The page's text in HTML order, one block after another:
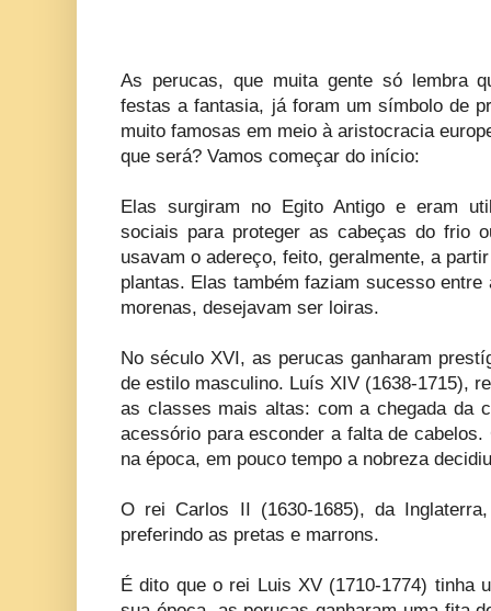
As perucas, que muita gente só lembra
festas a fantasia, já foram um símbolo de
muito famosas em meio à aristocracia
que será? Vamos começar do início:
Elas surgiram no Egito Antigo e eram
sociais para proteger as cabeças do frio
usavam o adereço, feito, geralmente, a
plantas. Elas também faziam sucesso
morenas, desejavam ser loiras.
No século XVI, as perucas ganharam
de estilo masculino. Luís XIV (1638-1715),
as classes mais altas: com a chegada da
acessório para esconder a falta de
na época, em pouco tempo a nobreza
O rei Carlos II (1630-1685), da
preferindo as pretas e marrons.
É dito que o rei Luis XV (1710-1774) tinha